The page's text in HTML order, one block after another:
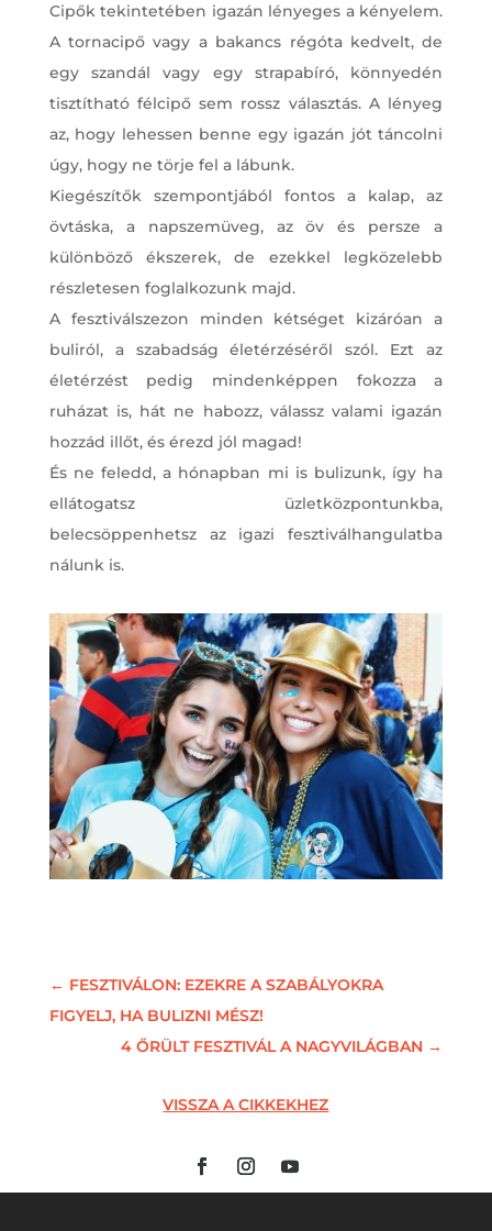
Cipők tekintetében igazán lényeges a kényelem.
A tornacipő vagy a bakancs régóta kedvelt, de
egy szandál vagy egy strapabíró, könnyedén
tisztítható félcipő sem rossz választás. A lényeg
az, hogy lehessen benne egy igazán jót táncolni
úgy, hogy ne törje fel a lábunk.
Kiegészítők szempontjából fontos a kalap, az
övtáska, a napszemüveg, az öv és persze a
különböző ékszerek, de ezekkel legközelebb
részletesen foglalkozunk majd.
A fesztiválszezon minden kétséget kizáróan a
buliról, a szabadság életérzéséről szól. Ezt az
életérzést pedig mindenképpen fokozza a
ruházat is, hát ne habozz, válassz valami igazán
hozzád illőt, és érezd jól magad!
És ne feledd, a hónapban mi is bulizunk, így ha
ellátogatsz üzletközpontunkba,
belecsöppenhetsz az igazi fesztiválhangulatba
nálunk is.
← FESZTIVÁLON: EZEKRE A SZABÁLYOKRA
FIGYELJ, HA BULIZNI MÉSZ!
4 ŐRÜLT FESZTIVÁL A NAGYVILÁGBAN →
VISSZA A CIKKEKHEZ